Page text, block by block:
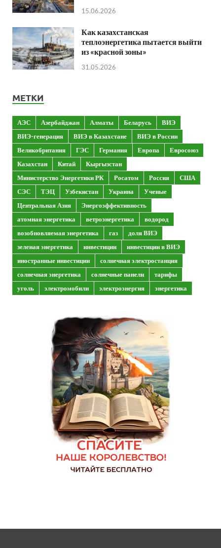
15.06.2026
Как казахстанская
теплоэнергетика пытается выйти
из «красной зоны»
31.05.2026
МЕТКИ
АЭС Азербайджан Алматы Беларусь
ВИЭ
ВИЭ-генерация
ВИЭ в Казахстане
ВИЭ в России
Великобритания
ГЭС Германия Европа
Евросоюз
Казахстан
Китай
Кыргызстан
Министерство Энергетики РК
Росатом Россия
США
СЭС
ТЭЦ Узбекистан Украина
Ученые
Центральная Азия
Энергоэффективность
атомная энергетика
ветроэнергетика
водород
возобновляемая энергетика
газ
доля ВИЭ
зеленая энергетика
инвестиции
инвестиции в ВИЭ
иностранные инвестиции
солнечная электростанция
солнечная энергетика
солнечные панели
тарифы
уголь
электромобили электроэнергия энергетика